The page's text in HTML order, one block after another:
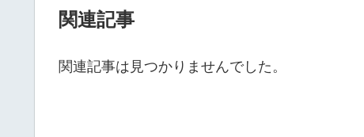
関連記事
関連記事は見つかりませんでした。